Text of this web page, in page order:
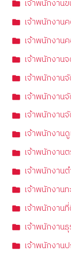
เจ้าพนักงาน
เจ้าพนักงาน
เจ้าพนักงาน
เจ้าพนักงาน
เจ้าพนักงาน
เจ้าพนักงาน
เจ้าพนักงาน
เจ้าพนักงาน
เจ้าพนักงาน
เจ้าพนักงาน
เจ้าพนักงาน
เจ้าพนักงาน
เจ้าพนักงาน
เจ้าพนักงาน